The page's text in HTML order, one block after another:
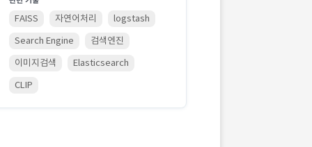
FAISS 자연어처리
logstash
Search Engine
검색엔진
이미지검색
Elasticsearch
CLIP